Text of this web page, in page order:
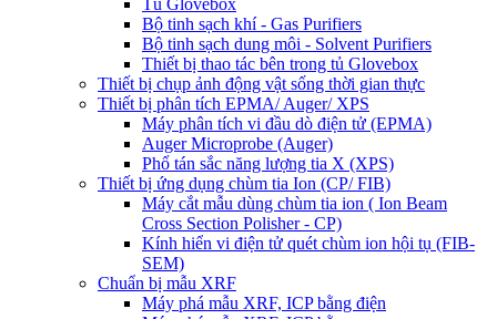
Tủ Glovebox
Bộ tinh sạch khí - Gas Purifiers
Bộ tinh sạch dung môi - Solvent Purifiers
Thiết bị thao tác bên trong tủ Glovebox
Thiết bị chụp ảnh động vật sống thời gian thực
Thiết bị phân tích EPMA/ Auger/ XPS
Máy phân tích vi đầu dò điện tử (EPMA)
Auger Microprobe (Auger)
Phổ tán sắc năng lượng tia X (XPS)
Thiết bị ứng dụng chùm tia Ion (CP/ FIB)
Máy cắt mẫu dùng chùm tia ion ( Ion Beam
Cross Section Polisher - CP)
Kính hiển vi điện tử quét chùm ion hội tụ (FIB-
SEM)
Chuẩn bị mẫu XRF
Máy phá mẫu XRF, ICP bằng điện